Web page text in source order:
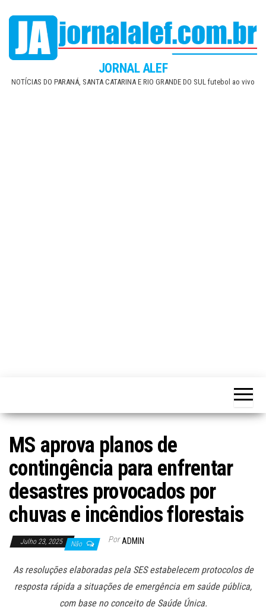
content
JORNAL ALEF
NOTÍCIAS DO PARANÁ, SANTA CATARINA E RIO GRANDE DO SUL futebol ao vivo
MS aprova planos de
contingência para enfrentar
desastres provocados por
chuvas e incêndios florestais
Julho 23, 2025 Não Por ADMIN
As resoluções elaboradas pela SES estabelecem protocolos de
resposta rápida a situações de emergência em saúde pública,
com base no conceito de Saúde Única.